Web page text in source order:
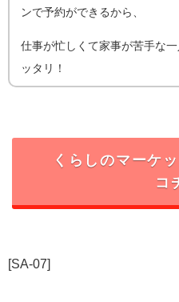
ンで予約ができるから、
仕事が忙しくて家事が苦手な
ッタリ！
くらしのマーケ
コ
[SA-07]